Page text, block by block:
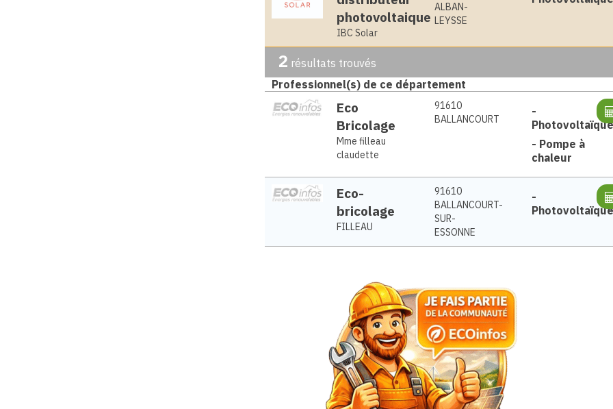
photovoltaique
IBC Solar
ALBAN-
LEYSSE
2 résultats trouvés
Professionnel(s) de ce département
Eco
Bricolage
Mme filleau
claudette
91610
BALLANCOURT
-
Photovoltaïque
- Pompe à
chaleur
Eco-
bricolage
FILLEAU
91610
BALLANCOURT-
SUR-
ESSONNE
-
Photovoltaïque